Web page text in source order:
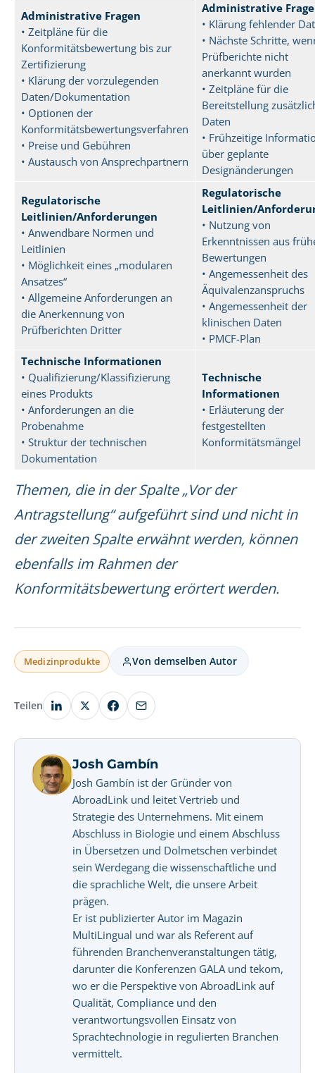
Administrative Fragen
• Zeitpläne für die
Konformitätsbewertung bis zur
Zertifizierung
• Klärung der vorzulegenden
Daten/Dokumentation
• Optionen der
Konformitätsbewertungsverfahren
• Preise und Gebühren
• Austausch von Ansprechpartnern
Administrative
• Klärung fehlender
• Nächste Schritte,
Prüfberichte nicht
anerkannt wurden
• Zeitpläne für die
Bereitstellung
Daten
• Frühzeitige
über geplante
Designänderungen
Regulatorische
Leitlinien/Anforderungen
• Anwendbare Normen und
Leitlinien
• Möglichkeit eines „modularen
Ansatzes“
• Allgemeine Anforderungen an
die Anerkennung von
Prüfberichten Dritter
Regulatorische
Leitlinien/
• Nutzung von
Erkenntnissen aus
Bewertungen
• Angemessenheit des
Äquivalenzanspruchs
• Angemessenheit der
klinischen Daten
• PMCF-Plan
Technische Informationen
• Qualifizierung/Klassifizierung
eines Produkts
• Anforderungen an die
Probenahme
• Struktur der technischen
Dokumentation
Technische
Informationen
• Erläuterung der
festgestellten
Konformitätsmängel
Themen, die in der Spalte „Vor der
Antragstellung“ aufgeführt sind und nicht in
der zweiten Spalte erwähnt werden, können
ebenfalls im Rahmen der
Konformitätsbewertung erörtert werden.
Medizinprodukte Von demselben Autor
Teilen
Josh Gambín
Josh Gambín ist der Gründer von
AbroadLink und leitet Vertrieb und
Strategie des Unternehmens. Mit einem
Abschluss in Biologie und einem Abschluss
in Übersetzen und Dolmetschen verbindet
sein Werdegang die wissenschaftliche und
die sprachliche Welt, die unsere Arbeit
prägen.
Er ist publizierter Autor im Magazin
MultiLingual und war als Referent auf
führenden Branchenveranstaltungen tätig,
darunter die Konferenzen GALA und tekom,
wo er die Perspektive von AbroadLink auf
Qualität, Compliance und den
verantwortungsvollen Einsatz von
Sprachtechnologie in regulierten Branchen
vermittelt.